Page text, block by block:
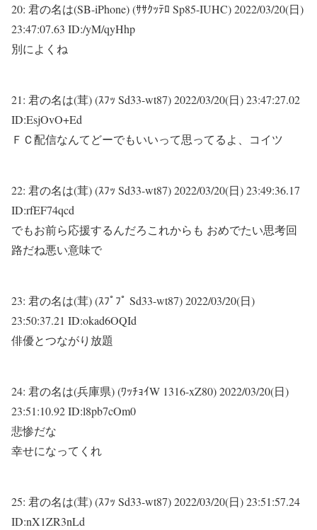
20: 君の名は(SB-iPhone) (ｻｻｸｯﾃﾛ Sp85-IUHC)2022/03/20(日)
23:47:07.63 ID:/yM/qyHhp
別によくね
21: 君の名は(茸) (ｽﾌｯ Sd33-wt87)2022/03/20(日) 23:47:27.02
ID:EsjOvO+Ed
ＦＣ配信なんてどーでもいいって思ってるよ、コイツ
22: 君の名は(茸) (ｽﾌｯ Sd33-wt87)2022/03/20(日) 23:49:36.17
ID:rfEF74qcd
でもお前ら応援するんだろこれからも おめでたい思考回
路だね悪い意味で
23: 君の名は(茸) (ｽﾌﾟﾌﾟ Sd33-wt87)2022/03/20(日)
23:50:37.21 ID:okad6OQId
俳優とつながり放題
24: 君の名は(兵庫県) (ﾜｯﾁｮｲW 1316-xZ80)2022/03/20(日)
23:51:10.92 ID:l8pb7cOm0
悲惨だな
幸せになってくれ
25: 君の名は(茸) (ｽﾌｯ Sd33-wt87)2022/03/20(日) 23:51:57.24
ID:nX1ZR3nLd